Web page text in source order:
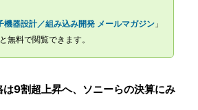
機器設計／組み込み開発 メールマガジン 」
無料で閲覧できます。
9割超上昇へ、ソニーらの決算にみ